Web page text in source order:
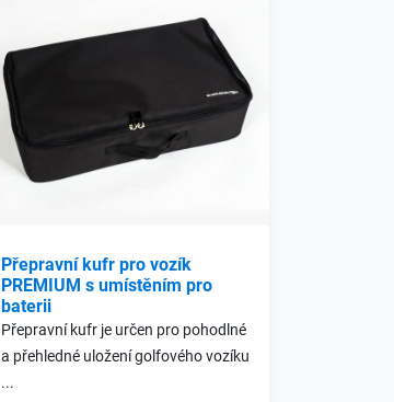
Přepravní kufr pro vozík
PREMIUM s umístěním pro
baterii
Přepravní kufr je určen pro pohodlné
a přehledné uložení golfového vozíku
...